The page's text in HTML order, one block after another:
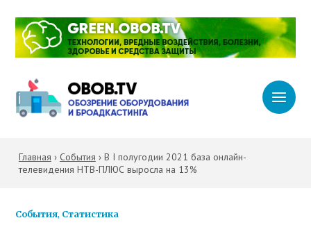
Главная › События › В I полугодии 2021 база онлайн-
телевидения НТВ-ПЛЮС выросла на 13%
События, Статистика